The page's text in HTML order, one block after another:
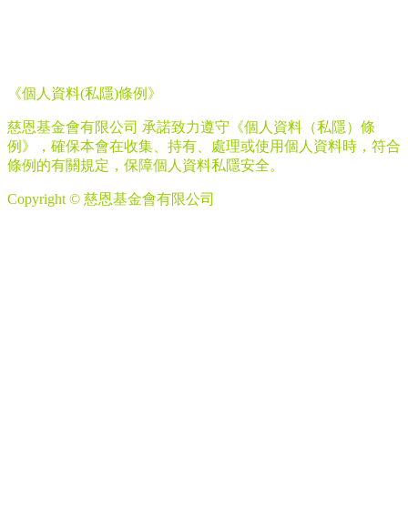
《個人資料(私隱)條例》
慈恩基金會有限公司 承諾致力遵守《個人資料（私隱）條
例》，確保本會在收集、持有、處理或使用個人資料時，符合
條例的有關規定，保障個人資料私隱安全。
Copyright © 慈恩基金會有限公司